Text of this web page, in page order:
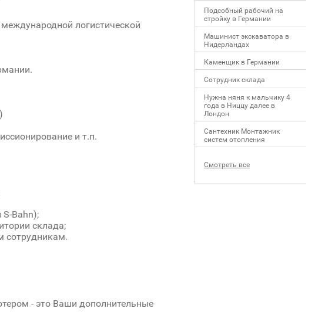
логистической
и т.п.
Bahn);
склада;
сотрудникам.
- это Ваши дополнительные
Подсобный рабочий на
стройку в Германии
Машинист экскаватора в
Нидерландах
Каменщик в Германии
Сотрудник склада
Нужна няня к мальчику 4
года в Ниццу далее в
Лондон
Сантехник Монтажник
систем отопления
Смотреть все